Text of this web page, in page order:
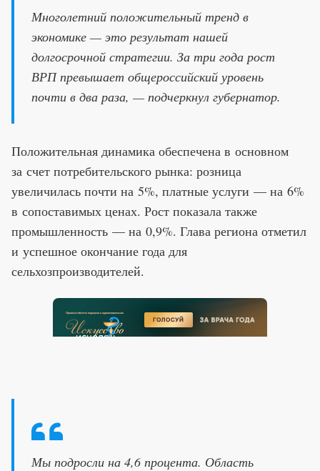
Многолетний положительный тренд в
экономике — это результат нашей
долгосрочной стратегии. За три года рост
ВРП превышает общероссийский уровень
почти в два раза, — подчеркнул губернатор.
Положительная динамика обеспечена в основном
за счет потребительского рынка: розница
увеличилась почти на 5%, платные услуги — на 6%
в сопоставимых ценах. Рост показала также
промышленность — на 0,9%. Глава региона отметил
и успешное окончание года для
сельхозпроизводителей.
Мы подросли на 4,6 процента. Область